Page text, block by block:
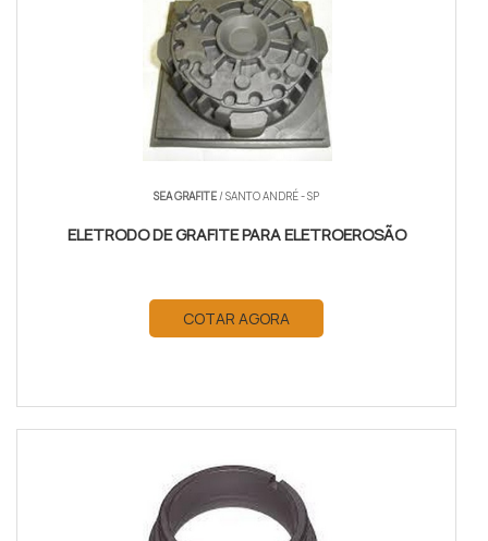
SEA GRAFITE/ SANTO ANDRÉ - SP
ELETRODO DE GRAFITE PARA ELETROEROSÃO
COTAR AGORA